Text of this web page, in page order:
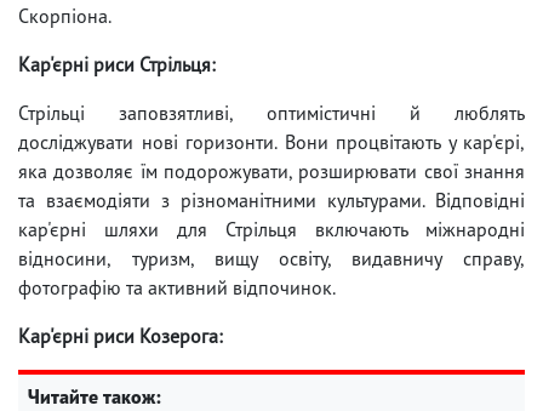
Скорпіона.
Кар'єрні риси Стрільця:
Стрільці заповзятливі, оптимістичні й люблять
досліджувати нові горизонти. Вони процвітають у кар'єрі,
яка дозволяє їм подорожувати, розширювати свої знання
та взаємодіяти з різноманітними культурами. Відповідні
кар'єрні шляхи для Стрільця включають міжнародні
відносини, туризм, вищу освіту, видавничу справу,
фотографію та активний відпочинок.
Кар'єрні риси Козерога:
Читайте також: